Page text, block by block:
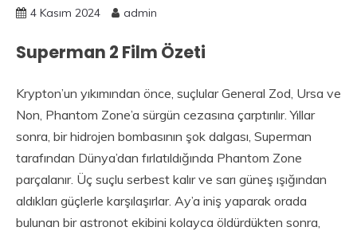
4 Kasım 2024 admin
Superman 2 Film Özeti
Krypton’un yıkımından önce, suçlular General Zod, Ursa ve
Non, Phantom Zone’a sürgün cezasına çarptırılır. Yıllar
sonra, bir hidrojen bombasının şok dalgası, Superman
tarafından Dünya’dan fırlatıldığında Phantom Zone
parçalanır. Üç suçlu serbest kalır ve sarı güneş ışığından
aldıkları güçlerle karşılaşırlar. Ay’a iniş yaparak orada
bulunan bir astronot ekibini kolayca öldürdükten sonra,